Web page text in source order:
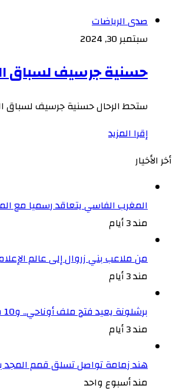
صدى الرياضات
سبتمبر 30, 2024
حسنية جرسيف لسباق
ستحط الرحال حسنية جرسيف لسباق
إقرا المزيد
أخر الأخيار
المغرب الفاسي يتعاقد رسميا مع
مند 3 أيام
من ملاعب بني زروال إلى عالم
مند 3 أيام
برشلونة يعيد فتح ملف أوناحي.. و10 ملايين يورو قد تحسم الصفقة
مند 3 أيام
هند زمامة تواصل تسلق قمم
مند أسبوع واحد